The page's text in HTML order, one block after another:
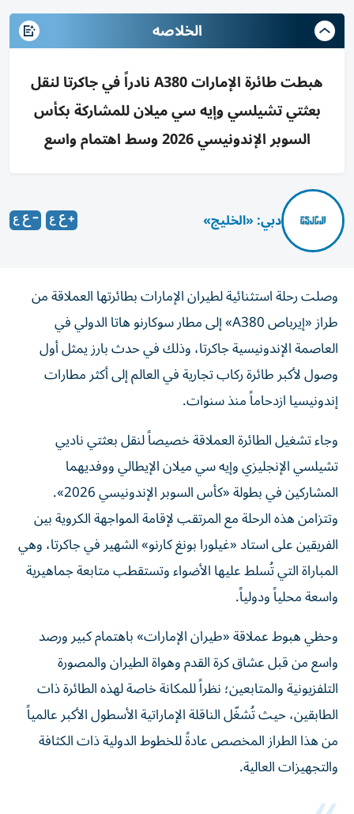
الخلاصه
هبطت طائرة الإمارات A380 نادراً في جاكرتا لنقل
بعثتي تشيلسي وإيه سي ميلان للمشاركة بكأس
السوبر الإندونيسي 2026 وسط اهتمام واسع
دبي: «الخليج»
وصلت رحلة استثنائية لطيران الإمارات بطائرتها العملاقة من
طراز «إيرباص A380» إلى مطار سوكارنو هاتا الدولي في
العاصمة الإندونيسية جاكرتا، وذلك في حدث بارز يمثل أول
وصول لأكبر طائرة ركاب تجارية في العالم إلى أكثر مطارات
إندونيسيا ازدحاماً منذ سنوات.
وجاء تشغيل الطائرة العملاقة خصيصاً لنقل بعثتي ناديي
تشيلسي الإنجليزي وإيه سي ميلان الإيطالي ووفديهما
المشاركين في بطولة «كأس السوبر الإندونيسي 2026».
وتتزامن هذه الرحلة مع المرتقب لإقامة المواجهة الكروية بين
الفريقين على استاد «غيلورا بونغ كارنو» الشهير في جاكرتا، وهي
المباراة التي تُسلط عليها الأضواء وتستقطب متابعة جماهيرية
واسعة محلياً ودولياً.
وحظي هبوط عملاقة «طيران الإمارات» باهتمام كبير ورصد
واسع من قبل عشاق كرة القدم وهواة الطيران والمصورة
التلفزيونية والمتابعين؛ نظراً للمكانة خاصة لهذه الطائرة ذات
الطابقين، حيث تُشغّل الناقلة الإماراتية الأسطول الأكبر عالمياً
من هذا الطراز المخصص عادةً للخطوط الدولية ذات الكثافة
والتجهيزات العالية.